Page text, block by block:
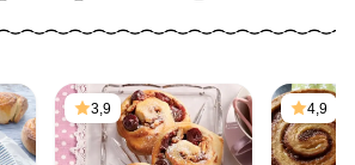
3,9 4,9